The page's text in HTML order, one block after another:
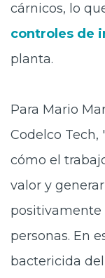
cárnicos, lo
controles de
planta.
Para Mario
Codelco Tech,
cómo el
valor y
positivamente
personas. En
bactericida